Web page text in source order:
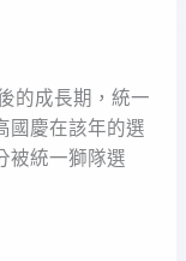
的成長期，統一
國慶在該年的選
被統一獅隊選